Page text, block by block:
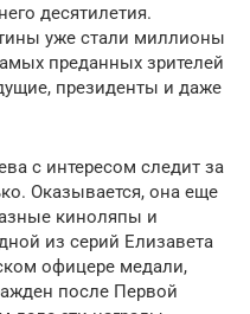
десятилетия.
уже стали миллионы
преданных зрителей
президенты и даже
с интересом следит за
Оказывается, она еще
киноляпы и
из серий Елизавета
офицере медали,
после Первой